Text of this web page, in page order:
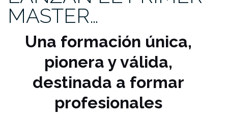
MASTER…
Una formación única,
pionera y válida,
destinada a formar
profesionales